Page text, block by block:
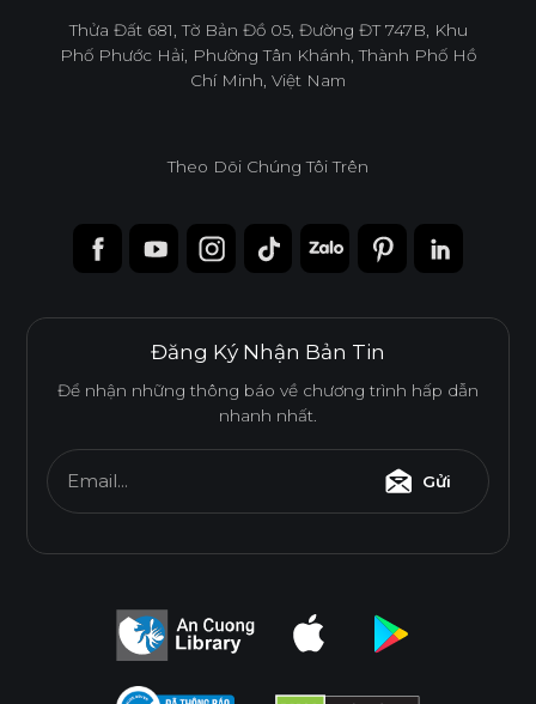
infoacc@ancuong.com
Thửa Đất 681, Tờ Bản Đồ 05, Đường ĐT 747B, Khu
Phố Phước Hải, Phường Tân Khánh, Thành Phố Hồ
Chí Minh, Việt Nam
Theo Dõi Chúng Tôi Trên
Đăng Ký Nhận Bản Tin
Để nhận những thông báo về chương trình hấp dẫn
nhanh nhất.
Email... Gửi